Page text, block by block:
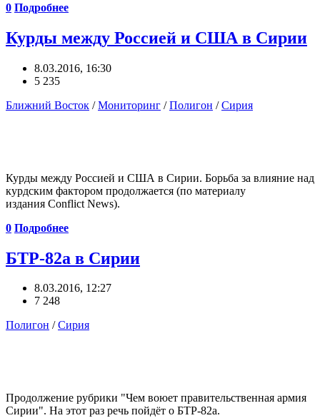
0 Подробнее
Курды между Россией и США в Сирии
8.03.2016, 16:30
5 235
Ближний Восток /Мониторинг /Полигон /Сирия
Курды между Россией и США в Сирии. Борьба за влияние над
курдским фактором продолжается (по материалу
издания Conflict News).
0 Подробнее
БТР-82а в Сирии
8.03.2016, 12:27
7 248
Полигон /Сирия
Продолжение рубрики "Чем воюет правительственная армия
Сирии". На этот раз речь пойдёт о БТР-82а.